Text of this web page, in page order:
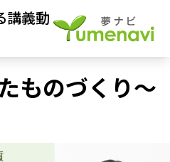
講義動
ものづくり～